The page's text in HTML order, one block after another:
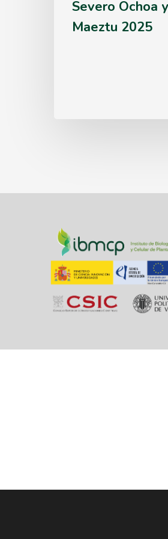
Ochoa
Severo Ochoa
Maeztu 2025